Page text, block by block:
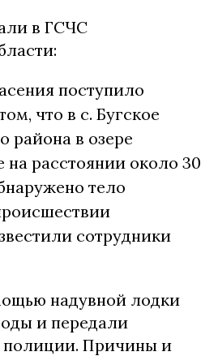
в ГСЧС
поступило
что в с. Бугское
района в озере
на расстоянии около 30
тело
сотрудники
надувной лодки
и передали
полиции. Причины и